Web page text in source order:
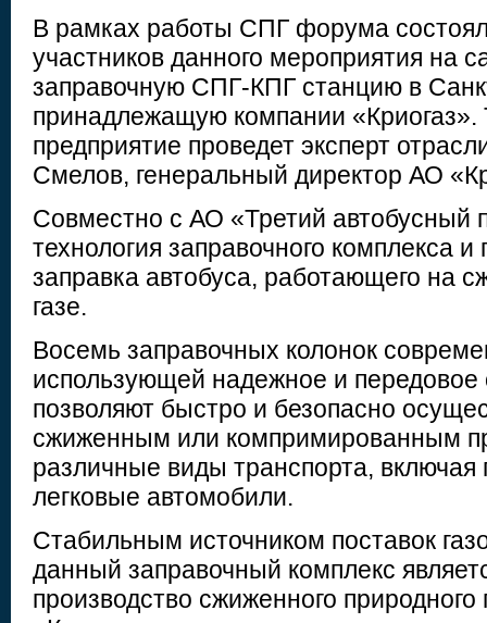
В рамках работы СПГ форума
участников данного мероприятия на
заправочную СПГ-КПГ станцию в
принадлежащую компании «Криогаз».
предприятие проведет эксперт
Смелов, генеральный директор АО
Совместно с АО «Третий автобусный
технология заправочного комплекса
заправка автобуса, работающего на
газе.
Восемь заправочных колонок
использующей надежное и передовое
позволяют быстро и безопасно
сжиженным или компримированным
различные виды транспорта, включая
легковые автомобили.
Стабильным источником поставок
данный заправочный комплекс
производство сжиженного природного